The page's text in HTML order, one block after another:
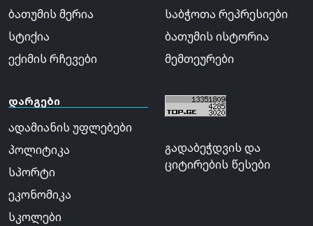
ბათუმის მერია
სტიქია
ექიმის რჩევები
საბჭოთა რეპრესიები
ბათუმის ისტორია
მემთეურები
დარგები
ადამიანის უფლებები
პოლიტიკა
სპორტი
ეკონომიკა
სკოლები
გადაბეჭდვის და
ციტირების წესები